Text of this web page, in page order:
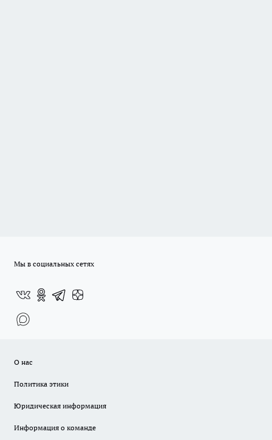
Мы в социальных сетях
О нас
Политика этики
Юридическая информация
Информация о команде